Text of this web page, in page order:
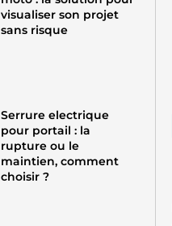
visualiser son projet
sans risque
Serrure electrique
pour portail : la
rupture ou le
maintien, comment
choisir ?